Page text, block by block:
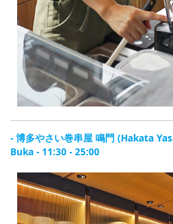
- 博多やさい巻串屋 鳴門 (Hakata
Buka - 11:30 - 25:00